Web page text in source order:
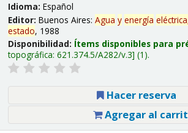
Idioma: Español
Editor: Buenos Aires: Agua y energía
estado, 1988
Disponibilidad: Ítems disponibles para
topográfica: 621.374.5/A282/v.3 (1).
Hacer reserva
Agregar al